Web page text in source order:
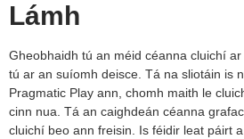
Lámh
Gheobhaidh tú an méid céanna cluichí
tú ar an suíomh deisce. Tá na sliotáin is
Pragmatic Play ann, chomh maith le
cinn nua. Tá an caighdeán céanna
cluichí beo ann freisin. Is féidir leat páirt